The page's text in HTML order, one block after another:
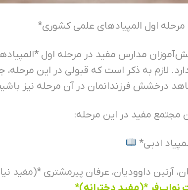
مرحله اول المپیادهای علمی کشوری*
مدارس مفید در مرحله اول
دارد. لازم به ذکر است که قبولی در این
درخشش فرزندانمان در آن مرحله نیز
مجتمع مفید در این مرحله:
ادبی*
آرتین داوودیان، عرفان پیرمشتری *(مفید